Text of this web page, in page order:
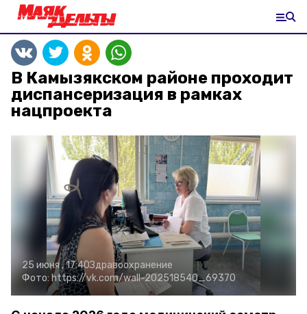
В Камызякском районе проходит
диспансеризация в рамках
нацпроекта
25 июня , 17:40Здравоохранение
Фото:https://vk.com/wall-202518540_69370